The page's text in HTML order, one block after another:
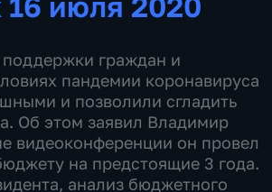
граждан и
пандемии коронавируса
и позволили сгладить
Об этом заявил Владимир
видеоконференции он провел
на предстоящие 3 года.
анализ бюджетного